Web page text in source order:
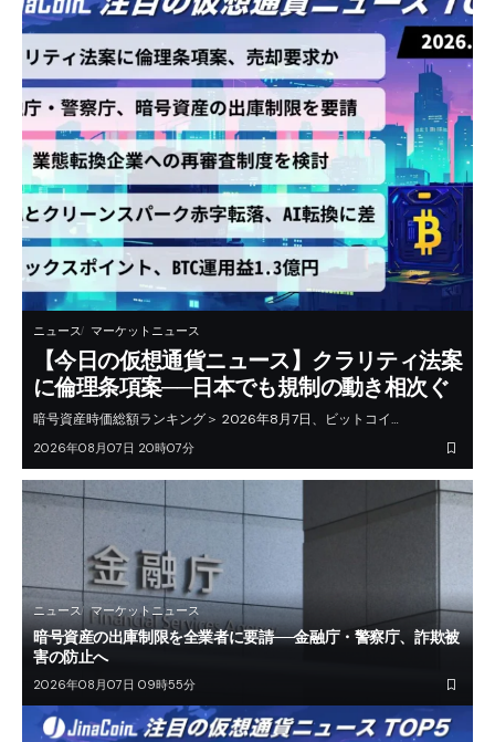
ニュース マーケットニュース
【今日の仮想通貨ニュース】クラリティ法案
に倫理条項案──日本でも規制の動き相次ぐ
暗号資産時価総額ランキング＞ 2026年8月7日、ビットコイ…
2026年08月07日 20時07分
ニュース マーケットニュース
暗号資産の出庫制限を全業者に要請──金融庁・警察庁、詐欺被
害の防止へ
2026年08月07日 09時55分